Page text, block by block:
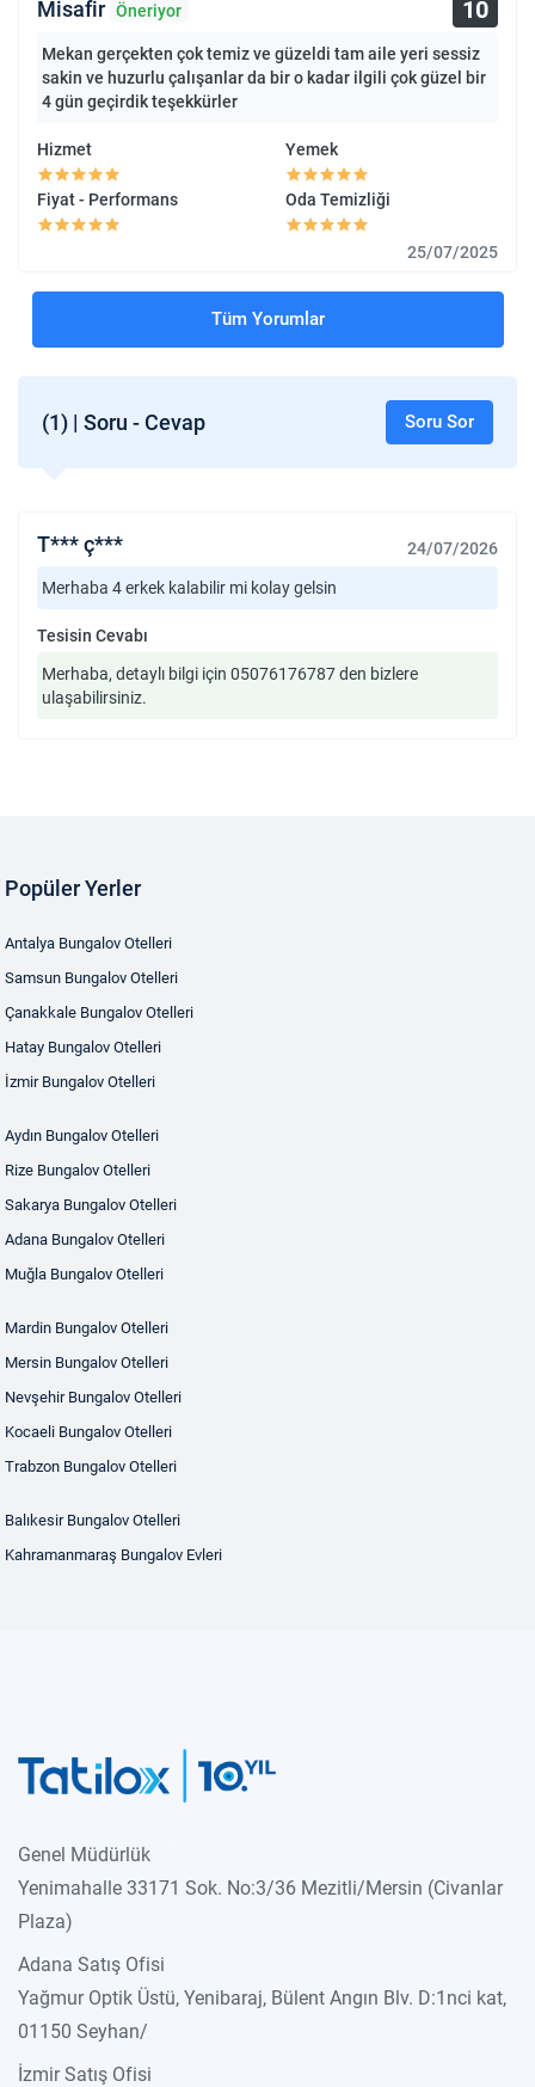
Misafir Öneriyor 10
Mekan gerçekten çok temiz ve güzeldi tam aile yeri sessiz
sakin ve huzurlu çalışanlar da bir o kadar ilgili çok güzel bir
4 gün geçirdik teşekkürler
Hizmet Yemek
Fiyat - Performans Oda Temizliği
25/07/2025
Tüm Yorumlar
(1) | Soru - Cevap Soru Sor
T*** ç*** 24/07/2026
Merhaba 4 erkek kalabilir mi kolay gelsin
Tesisin Cevabı
Merhaba, detaylı bilgi için 05076176787 den bizlere
ulaşabilirsiniz.
Popüler Yerler
Antalya Bungalov Otelleri
Samsun Bungalov Otelleri
Çanakkale Bungalov Otelleri
Hatay Bungalov Otelleri
İzmir Bungalov Otelleri
Aydın Bungalov Otelleri
Rize Bungalov Otelleri
Sakarya Bungalov Otelleri
Adana Bungalov Otelleri
Muğla Bungalov Otelleri
Mardin Bungalov Otelleri
Mersin Bungalov Otelleri
Nevşehir Bungalov Otelleri
Kocaeli Bungalov Otelleri
Trabzon Bungalov Otelleri
Balıkesir Bungalov Otelleri
Kahramanmaraş Bungalov Evleri
Genel Müdürlük
Yenimahalle 33171 Sok. No:3/36 Mezitli/Mersin (Civanlar
Plaza)
Adana Satış Ofisi
Yağmur Optik Üstü, Yenibaraj, Bülent Angın Blv. D:1nci kat,
01150 Seyhan/
İzmir Satış Ofisi